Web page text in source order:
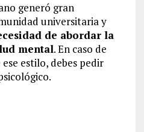
generó gran
universitaria y
de abordar la
mental. En caso de
estilo, debes pedir